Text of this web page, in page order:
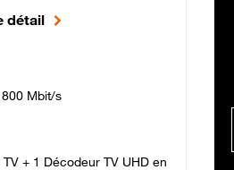
détail
Mbit/s
+ 1 Décodeur TV UHD en